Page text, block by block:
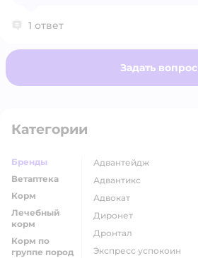
1 ответ
Задать вопрос
Категории
Бренды
Ветаптека
Корм
Лечебный
корм
Корм по
группе пород
адвантейдж
адвантикс
адвокат
диронет
дронтал
экспресс успокоин